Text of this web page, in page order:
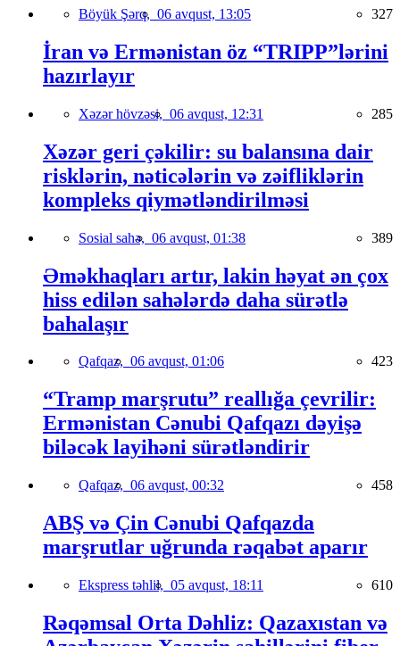
Böyük Şərq, 06 avqust, 13:05 327
İran və Ermənistan öz “TRIPP”lərini
hazırlayır
Xəzər hövzəsi, 06 avqust, 12:31 285
Xəzər geri çəkilir: su balansına dair
risklərin, nəticələrin və zəifliklərin
kompleks qiymətləndirilməsi
Sosial sahə, 06 avqust, 01:38 389
Əməkhaqları artır, lakin həyat ən çox
hiss edilən sahələrdə daha sürətlə
bahalaşır
Qafqaz, 06 avqust, 01:06 423
“Tramp marşrutu” reallığa çevrilir:
Ermənistan Cənubi Qafqazı dəyişə
biləcək layihəni sürətləndirir
Qafqaz, 06 avqust, 00:32 458
ABŞ və Çin Cənubi Qafqazda
marşrutlar uğrunda rəqabət aparır
Ekspress təhlil, 05 avqust, 18:11 610
Rəqəmsal Orta Dəhliz: Qazaxıstan və